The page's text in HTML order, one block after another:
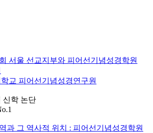
서울 선교지부와 피어선기념성경학원
교 피어선기념성경연구원
신학 논단
과 그 역사적 위치 : 피어선기념성경학원